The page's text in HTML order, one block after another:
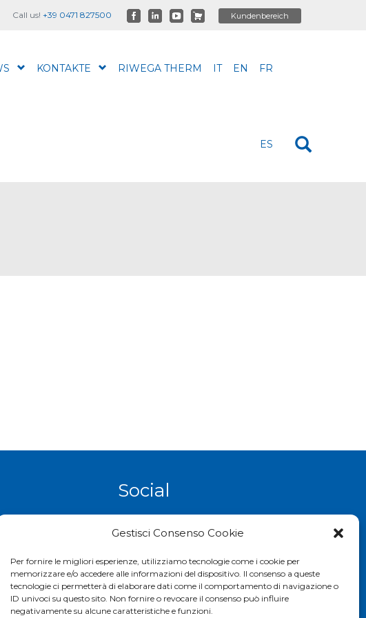
Gestisci Consenso Cookie
Per fornire le migliori esperienze, utilizziamo tecnologie come i cookie per
memorizzare e/o accedere alle informazioni del dispositivo. Il consenso a queste
tecnologie ci permetterà di elaborare dati come il comportamento di navigazione o
ID univoci su questo sito. Non fornire o revocare il consenso può influire
negativamente su alcune caratteristiche e funzioni.
KONTAKTE RIWEGA THERM IT EN FR
ES
Call us! +39 0471 827500
FL
Social